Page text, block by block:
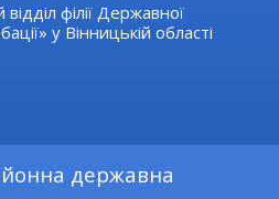
філії Державної
у Вінницькій області
державна